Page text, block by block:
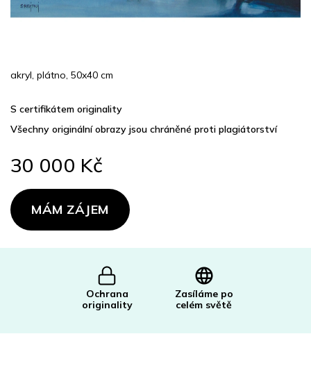
S certifikátem originality
Všechny originální obrazy jsou chráněné proti plagiátorství
30 000 Kč
Měrná
cena:MÁM ZÁJEM
akryl, plátno, 50x40 cm
Ochrana
originality
Zasíláme po
celém světě